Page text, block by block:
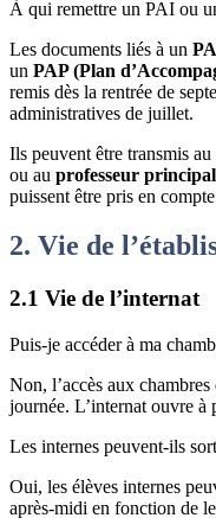
À qui remettre un PAI ou
Les documents liés à un
un PAP (Plan
remis dès la rentrée de
administratives de juillet.
Ils peuvent être transmis au
ou au professeur principal
puissent être pris en
2. Vie de
2.1 Vie de l’internat
Puis-je accéder à ma
Non, l’accès aux chambres
journée. L’internat ouvre à
Les internes peuvent-ils
Oui, les élèves internes
après-midi en fonction de